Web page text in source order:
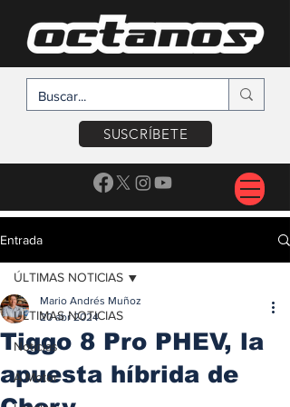
SUSCRÍBETE
Entrada
ÚLTIMAS NOTICIAS
Noticias
A Motor
ÚLTIMAS NOTICIAS
Tiggo 8 Pro PHEV, la
apuesta híbrida de
Mario Andrés Muñoz
20 abr 2024